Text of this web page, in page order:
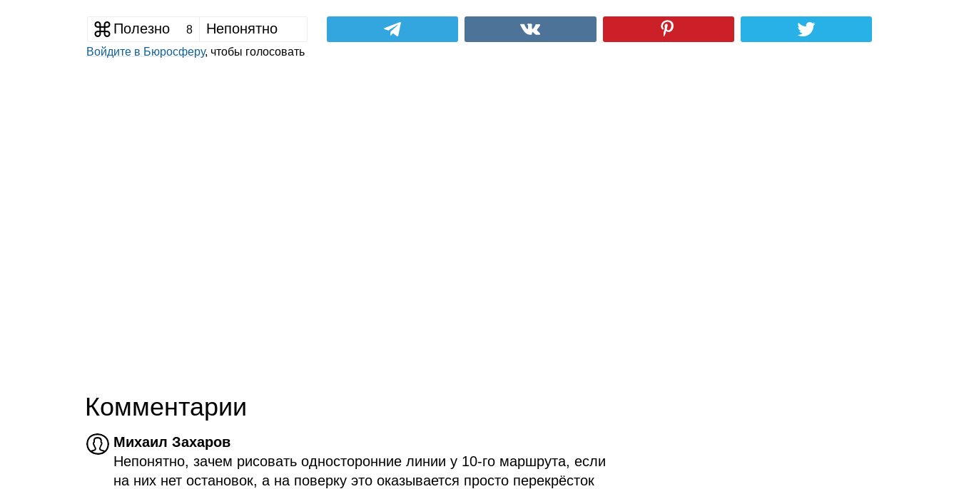
Полезно 8 Непонятно
Войдите в Бюросферу, чтобы голосовать
Комментарии
Михаил Захаров
Непонятно, зачем рисовать односторонние линии у 10‑го маршрута, если
на них нет остановок, а на поверку это оказывается просто перекрёсток